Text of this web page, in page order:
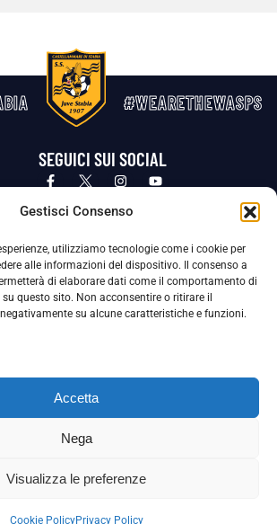
Gestisci Consenso
utilizziamo tecnologie come i cookie per
alle informazioni del dispositivo. Il consenso a
di elaborare dati come il comportamento di
questo sito. Non acconsentire o ritirare il
su alcune caratteristiche e funzioni.
Accetta
Nega
Visualizza le preferenze
Cookie PolicyPrivacy Policy
#WEARETHEWASPS
SEGUICI SUI SOCIAL
Privacy Policy Cookie Policy
della Protezione dei Dati Personali (DPO), figura specializzata che vigila sulle modalità
dalla nostra Società per tutelare i Suoi dati personali.
Per contattare il DPO può scrivere a
adottato un proprio Codice Etico, consultabile al seguente link:
Scarica il Codice Etico